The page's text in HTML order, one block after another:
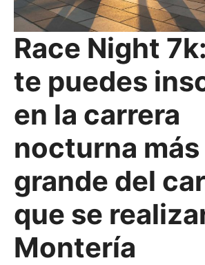
Race Night
te puedes
en la carrera
nocturna más
grande del
que se
Montería